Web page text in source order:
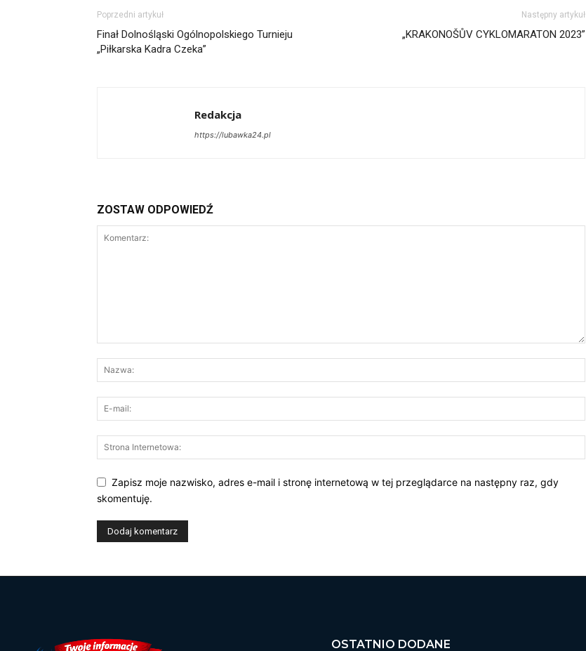
Poprzedni artykuł
Finał Dolnośląski Ogólnopolskiego Turnieju
„Piłkarska Kadra Czeka”
Następny artykuł
„KRAKONOŠŮV CYKLOMARATON 2023”
Redakcja
https://lubawka24.pl
ZOSTAW ODPOWIEDŹ
Zapisz moje nazwisko, adres e-mail i stronę internetową w tej przeglądarce na następny raz, gdy
skomentuję.
OSTATNIO DODANE